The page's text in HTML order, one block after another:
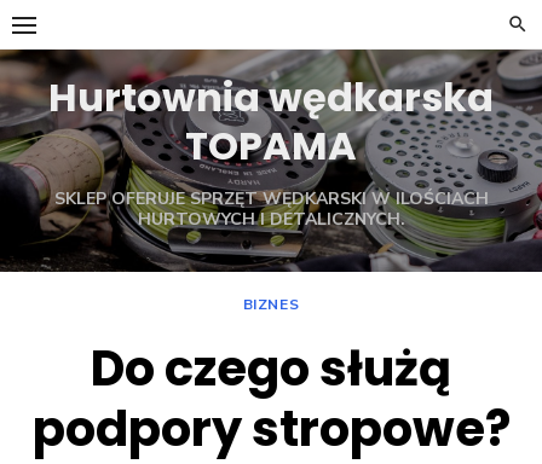
Skip
to
contentHurtownia wędkarska
TOPAMA
SKLEP OFERUJE SPRZĘT WĘDKARSKI W ILOŚCIACH
HURTOWYCH I DETALICZNYCH.
BIZNES
Do czego służą
podpory stropowe?